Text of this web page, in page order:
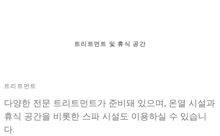
트리트먼트 및 휴식 공간
트리트먼트
다양한 전문 트리트먼트가 준비돼 있으며, 온열 시설과
휴식 공간을 비롯한 스파 시설도 이용하실 수 있습니
다.